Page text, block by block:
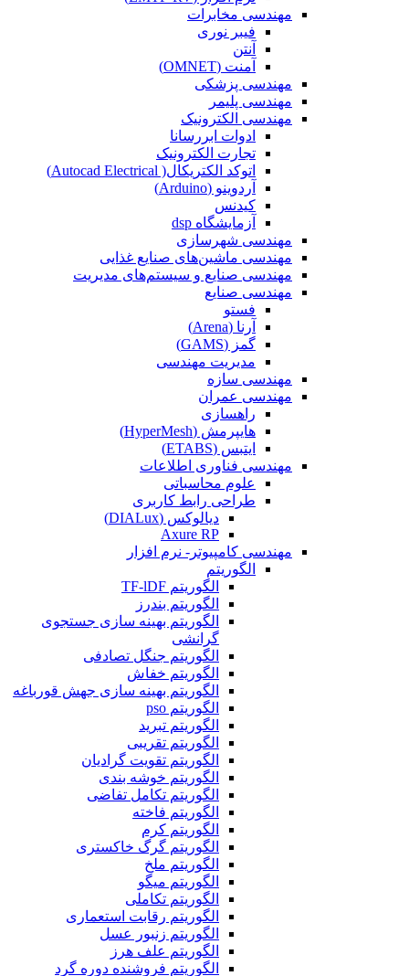
مهندسی مخابرات
فیبر نوری
آنتن
آمنت (OMNET)
مهندسی پزشکی
مهندسی پلیمر
مهندسی الکترونیک
ادوات ابررسانا
تجارت الکترونیک
اتوکد الکتریکال( Autocad Electrical)
آردوینو (Arduino)
کیدنس
آزمایشگاه dsp
مهندسی شهرسازی
مهندسی ماشین‌های صنایع غذایی
مهندسی صنایع و سیستم‌های مدیریت
مهندسی صنایع
فستو
آرنا (Arena)
گمز (GAMS)
مدیریت مهندسی
مهندسی سازه
مهندسی عمران‌
راهسازی
هایپرمش (HyperMesh)
ایتبس (ETABS)
مهندسی فناوری اطلاعات
علوم محاسباتی
طراحی رابط کاربری
دیالوکس (DIALux)
Axure RP
مهندسی کامپیوتر- نرم افزار
الگوریتم
الگوریتم TF-lDF
الگوریتم بندرز
الگوریتم بهینه سازی جستجوی
گرانشی
الگوریتم جنگل تصادفی
الگوریتم خفاش
الگوریتم بهینه سازی جهش قورباغه
الگوریتم pso
الگوریتم تبرید
الگوریتم تقریبی
الگوریتم تقویت گرادیان
الگوریتم خوشه بندی
الگوریتم تکامل تفاضی
الگوریتم فاخته
الگوریتم کرم
الگوریتم گرگ خاکستری
الگوریتم ملخ
الگوریتم میگو
الگوریتم تکاملی
الگوریتم رقابت استعماری
الگوریتم زنبور عسل
الگوریتم علف هرز
الگوریتم فروشنده دوره گرد